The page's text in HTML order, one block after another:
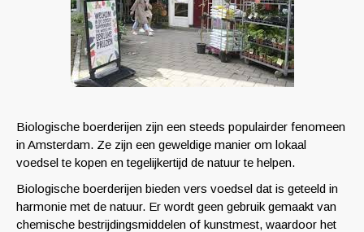
Biologische boerderijen zijn een steeds populairder fenomeen
in Amsterdam. Ze zijn een geweldige manier om lokaal
voedsel te kopen en tegelijkertijd de natuur te helpen.
Biologische boerderijen bieden vers voedsel dat is geteeld in
harmonie met de natuur. Er wordt geen gebruik gemaakt van
chemische bestrijdingsmiddelen of kunstmest, waardoor het